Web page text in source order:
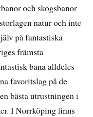
och skogsbanor
natur och inte
på fantastiska
främsta
bana alldeles
favoritslag på de
bästa utrustningen i
I Norrköping finns